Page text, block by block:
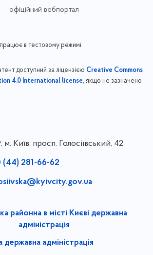
офіційний вебпортал
працює в тестовому режимі
доступний за ліцензією Creative Commons
4.0 International license, якщо не зазначено
м. Київ, просп. Голосіївський, 42
(44) 281-66-62
районна в місті Києві державна
адміністрація
державна адміністрація